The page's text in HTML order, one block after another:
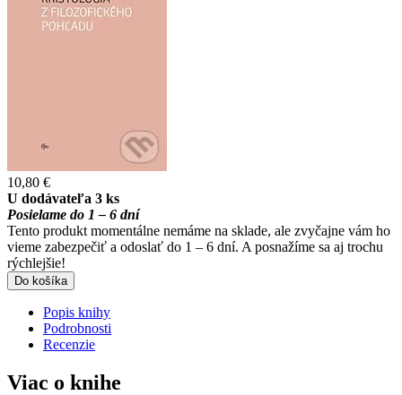
10,80 €
U dodávateľa 3 ks
Posielame do 1 – 6 dní
Tento produkt momentálne nemáme na sklade, ale zvyčajne vám ho
vieme zabezpečiť a odoslať do 1 – 6 dní. A posnažíme sa aj trochu
rýchlejšie!
Do košíka
Popis knihy
Podrobnosti
Recenzie
Viac o knihe